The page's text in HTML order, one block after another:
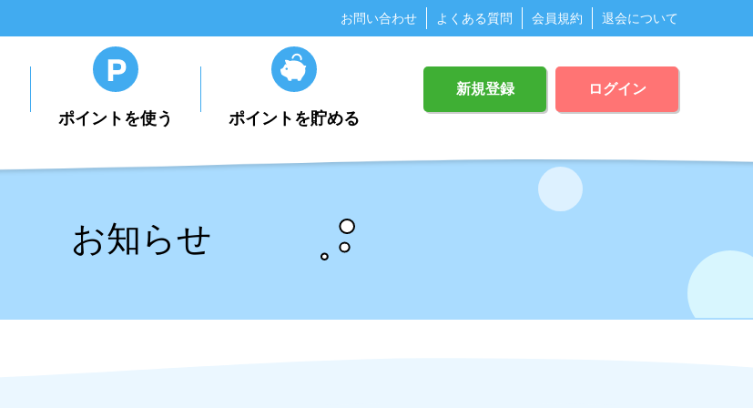
お問い合わせ よくある質問 会員規約 退会について
ポイントを使う ポイントを貯める
新規登録 ログイン
お知らせ